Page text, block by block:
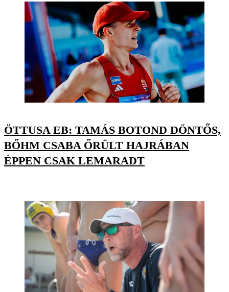
ÖTTUSA EB: TAMÁS BOTOND DÖNTŐS,
BŐHM CSABA ŐRÜLT HAJRÁBAN
ÉPPEN CSAK LEMARADT